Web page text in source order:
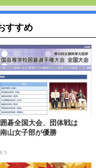
すすめ
碁全国大会、団体戦は
山女子部が優勝